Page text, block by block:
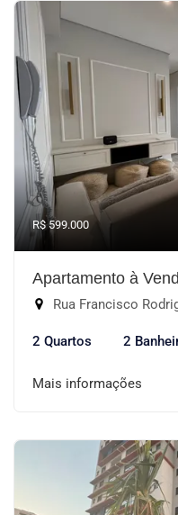
R$ 599.000
Apartamento à
Rua Francisco
2 Quartos 2
Mais informações